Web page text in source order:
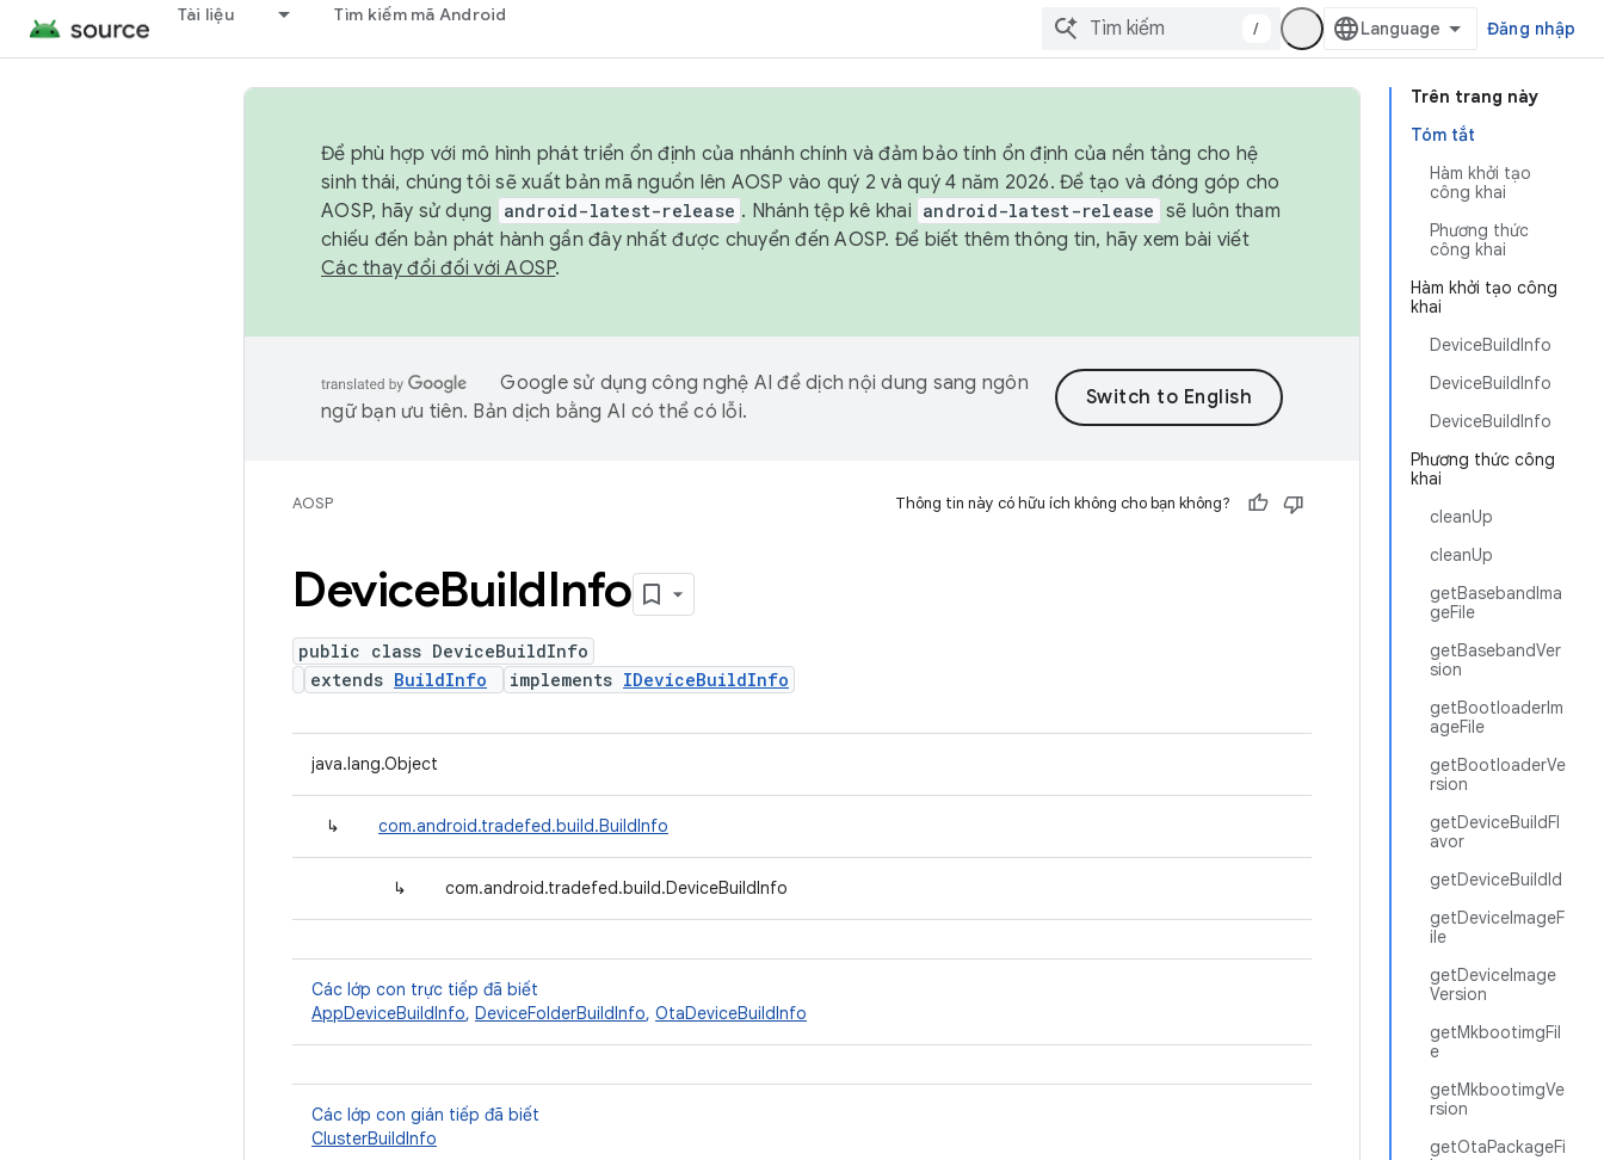
Tài liệu Tìm kiếm mã Android
/ Đăng nhập
Trên trang này
Tóm tắt
Hàm khởi tạo
công khai
Phương thức
công khai
Hàm khởi tạo công
khai
DeviceBuildInfo
DeviceBuildInfo
DeviceBuildInfo
Phương thức công
khai
cleanUp
cleanUp
getBasebandIma
geFile
getBasebandVer
sion
getBootloaderIm
ageFile
getBootloaderVe
rsion
getDeviceBuildFl
avor
getDeviceBuildId
getDeviceImageF
ile
getDeviceImage
Version
getMkbootimgFil
e
getMkbootimgVe
rsion
getOtaPackageFi
Để phù hợp với mô hình phát triển ổn định của nhánh chính và đảm bảo tính ổn định của nền tảng cho hệ
sinh thái, chúng tôi sẽ xuất bản mã nguồn lên AOSP vào quý 2 và quý 4 năm 2026. Để tạo và đóng góp cho
AOSP, hãy sử dụng
android-latest-release . Nhánh tệp kê khai android-latest-release sẽ luôn tham
chiếu đến bản phát hành gần đây nhất được chuyển đến AOSP. Để biết thêm thông tin, hãy xem bài viết
Các thay đổi đối với AOSP.
Google sử dụng công nghệ AI để dịch nội dung sang ngôn
ngữ bạn ưu tiên. Bản dịch bằng AI có thể có lỗi.
AOSP Thông tin này có hữu ích không cho bạn không?
DeviceBuildInfo
public class DeviceBuildInfo
extends BuildInfo implements IDeviceBuildInfo
java.lang.Object
↳ com.android.tradefed.build.BuildInfo
↳ com.android.tradefed.build.DeviceBuildInfo
Các lớp con trực tiếp đã biết
AppDeviceBuildInfo, DeviceFolderBuildInfo, OtaDeviceBuildInfo
Các lớp con gián tiếp đã biết
ClusterBuildInfo